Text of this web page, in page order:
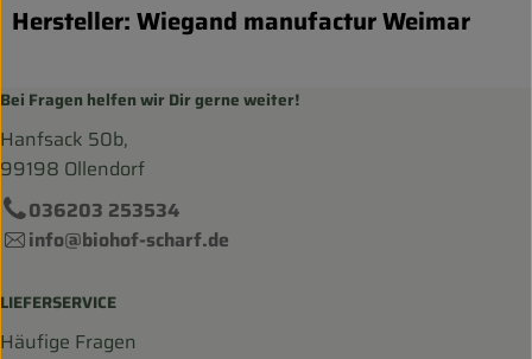
Hersteller: Wiegand manufactur Weimar
Bei Fragen helfen wir Dir gerne weiter!
Hanfsack 50b,
99198 Ollendorf
036203 253534
info@biohof-scharf.de
LIEFERSERVICE
Häufige Fragen